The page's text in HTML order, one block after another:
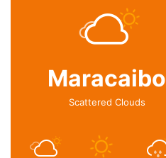
Maracaibo
Scattered Clouds